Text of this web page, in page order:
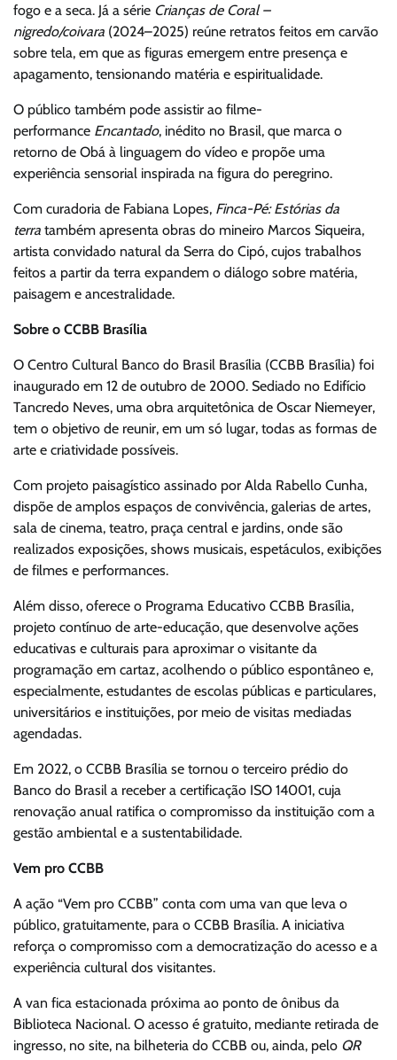
fogo e a seca. Já a série Crianças de Coral –
nigredo/coivara (2024–2025) reúne retratos feitos em carvão
sobre tela, em que as figuras emergem entre presença e
apagamento, tensionando matéria e espiritualidade.
O público também pode assistir ao filme-
performance Encantado, inédito no Brasil, que marca o
retorno de Obá à linguagem do vídeo e propõe uma
experiência sensorial inspirada na figura do peregrino.
Com curadoria de Fabiana Lopes, Finca-Pé: Estórias da
terra também apresenta obras do mineiro Marcos Siqueira,
artista convidado natural da Serra do Cipó, cujos trabalhos
feitos a partir da terra expandem o diálogo sobre matéria,
paisagem e ancestralidade.
Sobre o CCBB Brasília
O Centro Cultural Banco do Brasil Brasília (CCBB Brasília) foi
inaugurado em 12 de outubro de 2000. Sediado no Edifício
Tancredo Neves, uma obra arquitetônica de Oscar Niemeyer,
tem o objetivo de reunir, em um só lugar, todas as formas de
arte e criatividade possíveis.
Com projeto paisagístico assinado por Alda Rabello Cunha,
dispõe de amplos espaços de convivência, galerias de artes,
sala de cinema, teatro, praça central e jardins, onde são
realizados exposições, shows musicais, espetáculos, exibições
de filmes e performances.
Além disso, oferece o Programa Educativo CCBB Brasília,
projeto contínuo de arte-educação, que desenvolve ações
educativas e culturais para aproximar o visitante da
programação em cartaz, acolhendo o público espontâneo e,
especialmente, estudantes de escolas públicas e particulares,
universitários e instituições, por meio de visitas mediadas
agendadas.
Em 2022, o CCBB Brasília se tornou o terceiro prédio do
Banco do Brasil a receber a certificação ISO 14001, cuja
renovação anual ratifica o compromisso da instituição com a
gestão ambiental e a sustentabilidade.
Vem pro CCBB
A ação “Vem pro CCBB” conta com uma van que leva o
público, gratuitamente, para o CCBB Brasília. A iniciativa
reforça o compromisso com a democratização do acesso e a
experiência cultural dos visitantes.
A van fica estacionada próxima ao ponto de ônibus da
Biblioteca Nacional. O acesso é gratuito, mediante retirada de
ingresso, no site, na bilheteria do CCBB ou, ainda, pelo QR